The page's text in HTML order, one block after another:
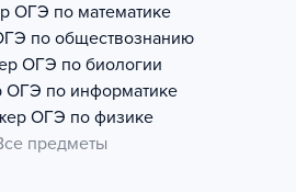
ОГЭ по математике
по обществознанию
ОГЭ по биологии
ОГЭ по информатике
ОГЭ по физике
предметы